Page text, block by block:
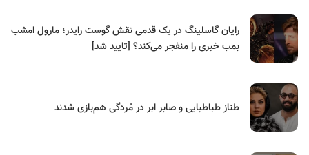
رایان گاسلینگ در یک قدمی نقش گوست رایدر؛ مارول امشب
بمب خبری را منفجر می‌کند؟ [تایید شد]
طناز طباطبایی و صابر ابر در مُردگی هم‌بازی شدند